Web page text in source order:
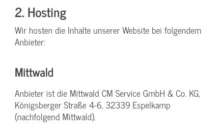
2. Hosting
Wir hosten die Inhalte unserer Website bei folgendem
Anbieter:
Mittwald
Anbieter ist die Mittwald CM Service GmbH & Co. KG,
Königsberger Straße 4-6, 32339 Espelkamp
(nachfolgend Mittwald).